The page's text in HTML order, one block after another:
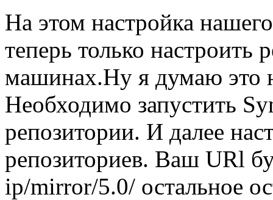
На этом настройка
теперь только настроить
машинах.Ну я думаю это
Необходимо запустить
репозитории. И далее
репозиториев. Ваш URl
ip/mirror/5.0/ остальное